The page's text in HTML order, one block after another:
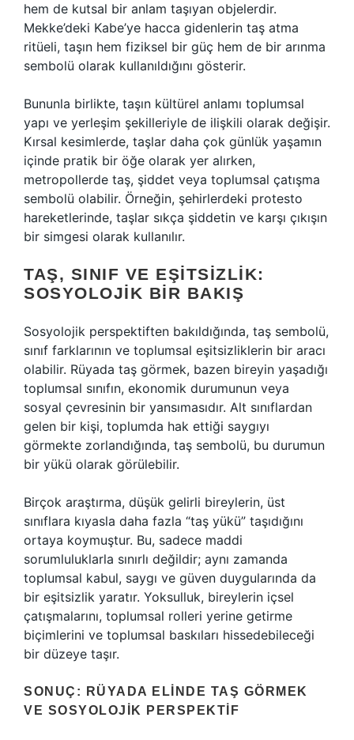
hem de kutsal bir anlam taşıyan objelerdir.
Mekke’deki Kabe’ye hacca gidenlerin taş atma
ritüeli, taşın hem fiziksel bir güç hem de bir arınma
sembolü olarak kullanıldığını gösterir.
Bununla birlikte, taşın kültürel anlamı toplumsal
yapı ve yerleşim şekilleriyle de ilişkili olarak değişir.
Kırsal kesimlerde, taşlar daha çok günlük yaşamın
içinde pratik bir öğe olarak yer alırken,
metropollerde taş, şiddet veya toplumsal çatışma
sembolü olabilir. Örneğin, şehirlerdeki protesto
hareketlerinde, taşlar sıkça şiddetin ve karşı çıkışın
bir simgesi olarak kullanılır.
TAŞ, SINIF VE EŞITSIZLIK:
SOSYOLOJIK BIR BAKIŞ
Sosyolojik perspektiften bakıldığında, taş sembolü,
sınıf farklarının ve toplumsal eşitsizliklerin bir aracı
olabilir. Rüyada taş görmek, bazen bireyin yaşadığı
toplumsal sınıfın, ekonomik durumunun veya
sosyal çevresinin bir yansımasıdır. Alt sınıflardan
gelen bir kişi, toplumda hak ettiği saygıyı
görmekte zorlandığında, taş sembolü, bu durumun
bir yükü olarak görülebilir.
Birçok araştırma, düşük gelirli bireylerin, üst
sınıflara kıyasla daha fazla “taş yükü” taşıdığını
ortaya koymuştur. Bu, sadece maddi
sorumluluklarla sınırlı değildir; aynı zamanda
toplumsal kabul, saygı ve güven duygularında da
bir eşitsizlik yaratır. Yoksulluk, bireylerin içsel
çatışmalarını, toplumsal rolleri yerine getirme
biçimlerini ve toplumsal baskıları hissedebileceği
bir düzeye taşır.
SONUÇ: RÜYADA ELINDE TAŞ GÖRMEK
VE SOSYOLOJIK PERSPEKTIF